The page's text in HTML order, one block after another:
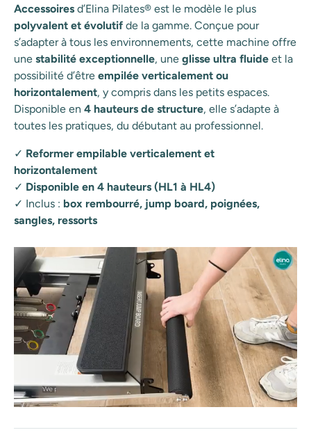
Accessoires d’Elina Pilates® est le modèle le plus
polyvalent et évolutif de la gamme. Conçue pour
s’adapter à tous les environnements, cette machine offre
une stabilité exceptionnelle, une glisse ultra fluide et la
possibilité d’être empilée verticalement ou
horizontalement, y compris dans les petits espaces.
Disponible en 4 hauteurs de structure, elle s’adapte à
toutes les pratiques, du débutant au professionnel.
✓ Reformer empilable verticalement et
horizontalement
✓ Disponible en 4 hauteurs (HL1 à HL4)
✓ Inclus : box rembourré, jump board, poignées,
sangles, ressorts